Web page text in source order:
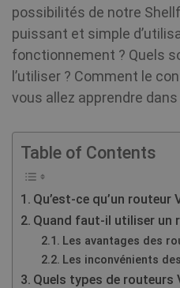
possibilités de notre
puissant et simple
fonctionnement ? Quels
l’utiliser ? Comment le
vous allez apprendre
Table of Contents
Qu’est-ce qu’un routeur
Quand faut-il utiliser un
Les avantages des
Les inconvénients
Quels types de routeurs